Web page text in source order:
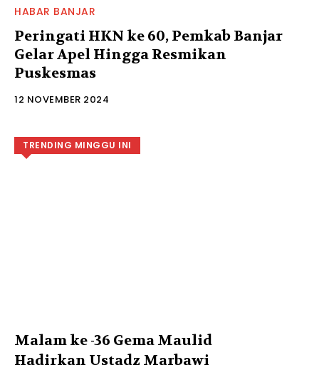
HABAR BANJAR
Peringati HKN ke 60, Pemkab Banjar
Gelar Apel Hingga Resmikan
Puskesmas
12 NOVEMBER 2024
TRENDING MINGGU INI
Malam ke -36 Gema Maulid
Hadirkan Ustadz Marbawi